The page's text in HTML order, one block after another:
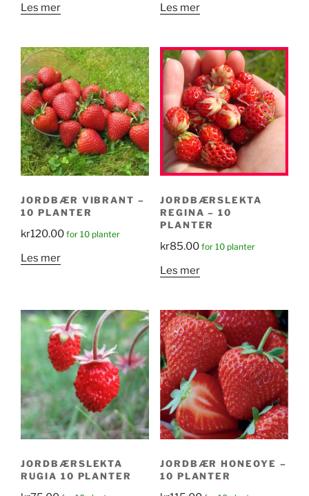
Les mer Les mer
JORDBÆR VIBRANT –
10 PLANTER
kr120.00 for 10 planter
Les mer
JORDBÆRSLEKTA
REGINA – 10
PLANTER
kr85.00 for 10 planter
Les mer
JORDBÆRSLEKTA
RUGIA 10 PLANTER
JORDBÆR HONEOYE –
10 PLANTER